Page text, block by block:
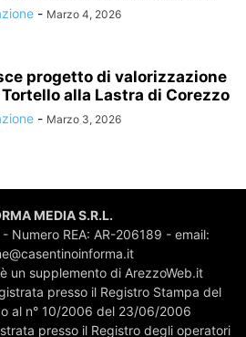
- Marzo 4, 2026
progetto di valorizzazione
alla Lastra di Corezzo
- Marzo 3, 2026
MEDIA S.R.L.
Numero REA: AR-206189 - email:
un supplemento di ArezzoWeb.it
presso il Registro Stampa del
al n° 10/2006 del 23/06/2006
presso il Registro degli operatori